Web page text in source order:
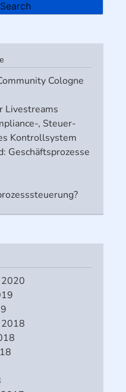
Cologne
Livestreams
, Steuer-
Kontrollsystem
Geschäftsprozesse